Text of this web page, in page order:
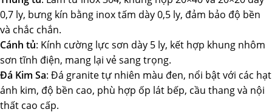
0,7 ly, bưng kín bằng inox tấm dày 0,5 ly, đảm bảo độ bền
và chắc chắn.
Cánh tủ: Kính cường lực sơn dày 5 ly, kết hợp khung nhôm
sơn tĩnh điện, mang lại vẻ sang trọng.
Đá Kim Sa: Đá granite tự nhiên màu đen, nổi bật với các hạt
ánh kim, độ bền cao, phù hợp ốp lát bếp, cầu thang và nội
thất cao cấp.